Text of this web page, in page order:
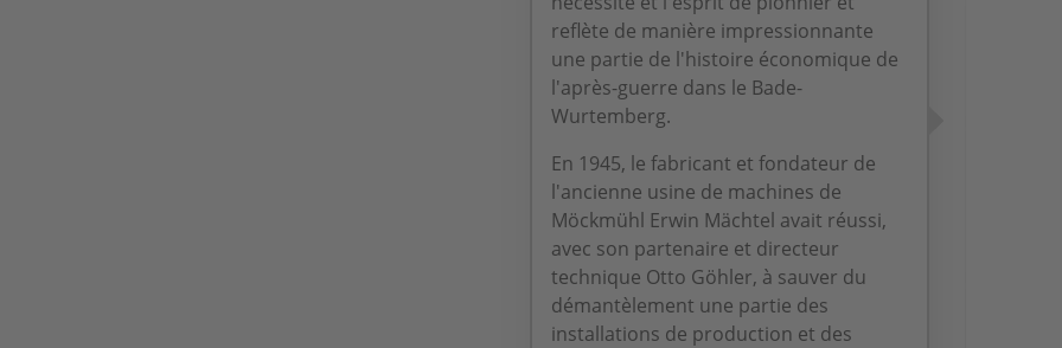
reflète de manière impressionnante
une partie de l'histoire économique de
l'après-guerre dans le Bade-
Wurtemberg.
En 1945, le fabricant et fondateur de
l'ancienne usine de machines de
Möckmühl Erwin Mächtel avait réussi,
avec son partenaire et directeur
technique Otto Göhler, à sauver du
démantèlement une partie des
installations de production et des